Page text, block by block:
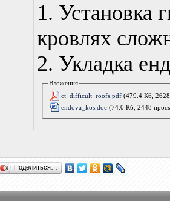
1. Установка
кровлях
2. Укладка
Вложения
ct_difficult_roofs.pdf (479.4 Кб,
endova_kos.doc (74.0 Кб, 2448
Поделиться…